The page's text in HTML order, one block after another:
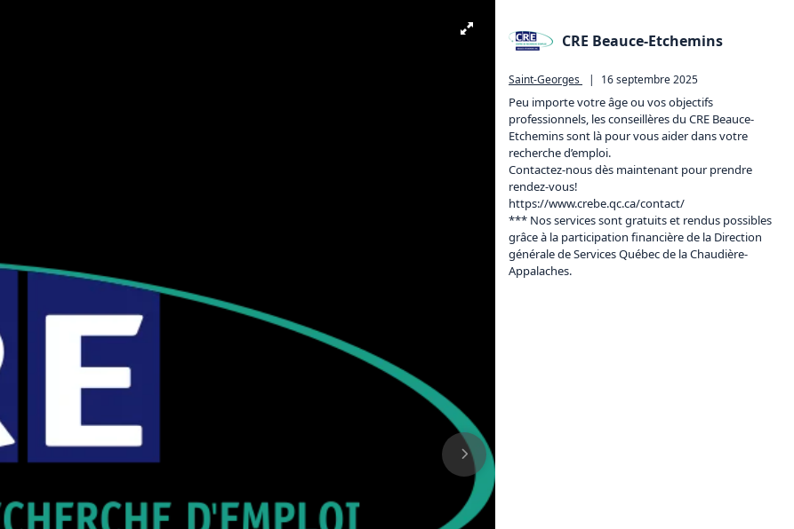
CRE Beauce-Etchemins
Saint-Georges | 16 septembre 2025
Peu importe votre âge ou vos objectifs
professionnels, les conseillères du CRE Beauce-
Etchemins sont là pour vous aider dans votre
recherche d’emploi.
Contactez-nous dès maintenant pour prendre
https://www.crebe.qc.ca/contact/
*** Nos services sont gratuits et rendus possibles
grâce à la participation financière de la Direction
générale de Services Québec de la Chaudière-
Appalaches.